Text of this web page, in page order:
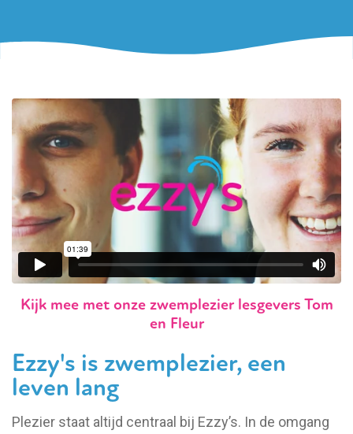
Kijk mee met onze zwemplezierlesgevers Tom
en Fleur
Ezzy's is zwemplezier, een
leven lang
Plezier staat altijd centraal bij Ezzy’s. In de omgang